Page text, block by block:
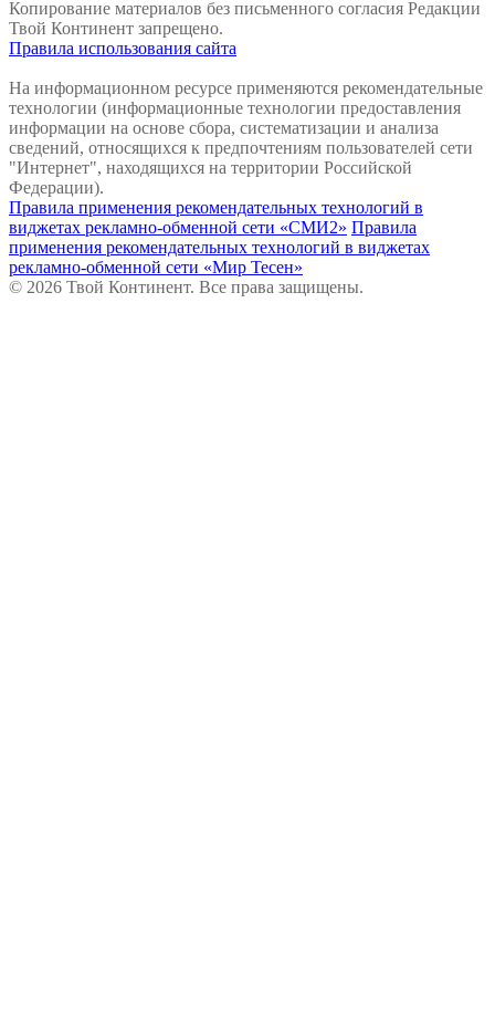
Копирование материалов без письменного согласия Редакции
Твой Континент запрещено.
Правила использования сайта
На информационном ресурсе применяются рекомендательные
технологии (информационные технологии предоставления
информации на основе сбора, систематизации и анализа
сведений, относящихся к предпочтениям пользователей сети
"Интернет", находящихся на территории Российской
Федерации).
Правила применения рекомендательных технологий в
виджетах рекламно-обменной сети «СМИ2» Правила
применения рекомендательных технологий в виджетах
рекламно-обменной сети «Мир Тесен»
© 2026 Твой Континент. Все права защищены.